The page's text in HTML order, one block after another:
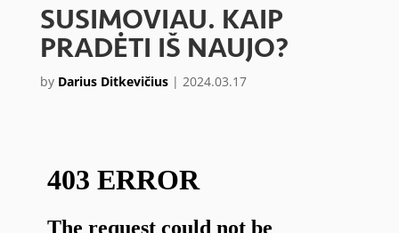
SUSIMOVIAU. KAIP
PRADĖTI IŠ NAUJO?
by Darius Ditkevičius| 2024.03.17